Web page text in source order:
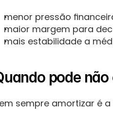
menor pressão
maior margem para
mais estabilidade a
pode
sempre amortizar é